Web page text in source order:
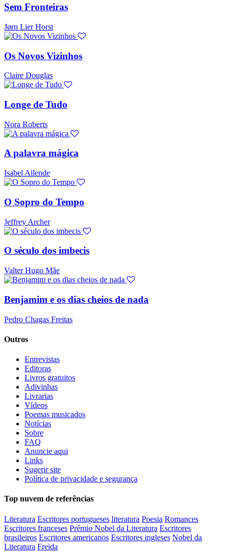
Sem Fronteiras
Jørn Lier Horst
Os Novos Vizinhos
Claire Douglas
Longe de Tudo
Nora Roberts
A palavra mágica
Isabel Allende
O Sopro do Tempo
Jeffrey Archer
O século dos imbecis
Valter Hugo Mãe
Benjamim e os dias cheios de nada
Pedro Chagas Freitas
Outros
Entrevistas
Editoras
Livros gratuitos
Adivinhas
Livrarias
Vídeos
Poemas musicados
Notícias
Sobre
FAQ
Anuncie aqui
Links
Sugerir site
Política de privacidade e segurança
Top nuvem de referências
Literatura Escritores portugueses literatura Poesia Romances
Escritores franceses Prémio Nobel da Literatura Escritores
brasileiros Escritores americanos Escritores ingleses Nobel da
Literatura Freida